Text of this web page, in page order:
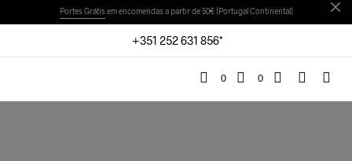
Portes Grátisem encomendas a partir de 50€ (Portugal Continental)
+351 252 631 856*
0 0